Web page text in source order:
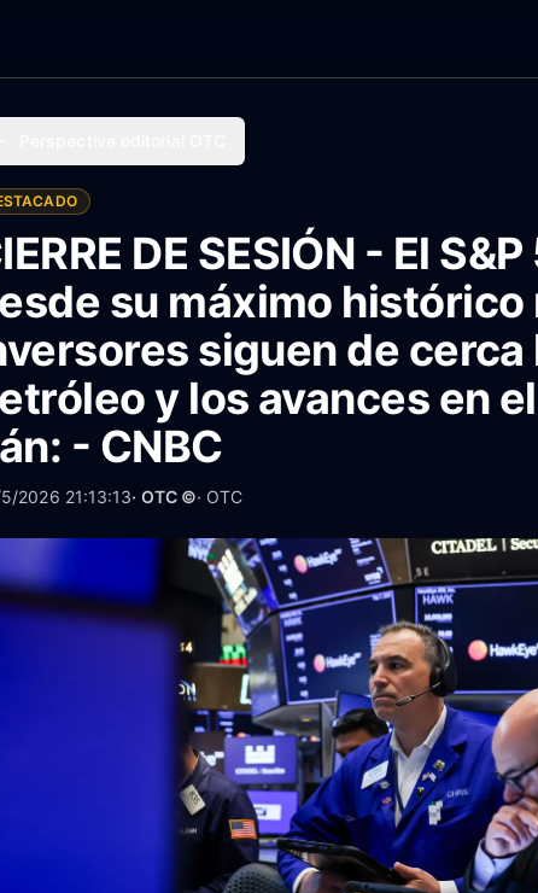
DE SESIÓN - El
su máximo
siguen de
y los avances en
- CNBC
2026 21:13:13· OTC ©· OTC